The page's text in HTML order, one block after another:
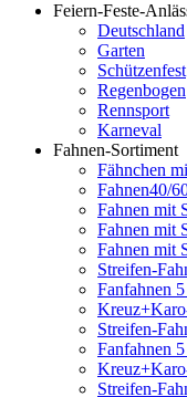
Feiern-Feste-
Deutschland
Garten
Schützenfest
Regenbogen
Rennsport
Karneval
Fahnen-Sortiment
Fähnchen
Fahnen40/
Fahnen mit
Fahnen mit
Fahnen mit
Streifen-
Fanfahnen
Streifen-
Fanfahnen
Streifen-